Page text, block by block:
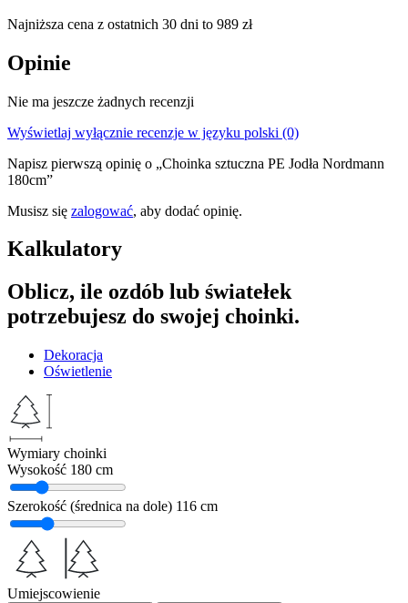
Najniższa cena z ostatnich 30 dni to 989 zł
Opinie
Nie ma jeszcze żadnych recenzji
Wyświetlaj wyłącznie recenzje w języku polski (0)
Napisz pierwszą opinię o „Choinka sztuczna PE Jodła Nordmann
180cm”
Musisz się zalogować, aby dodać opinię.
Kalkulatory
Oblicz, ile ozdób lub światełek
potrzebujesz do swojej choinki.
Dekoracja
Oświetlenie
Wymiary choinki
Wysokość 180 cm
Szerokość (średnica na dole) 116 cm
Umiejscowienie